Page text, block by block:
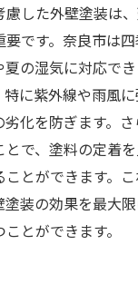
慮した外壁塗装は
です。奈良市は
の湿気に対応で
に紫外線や雨風
化を防ぎます。
で、塗料の定着
とができます。
装の効果を最大
とができます。